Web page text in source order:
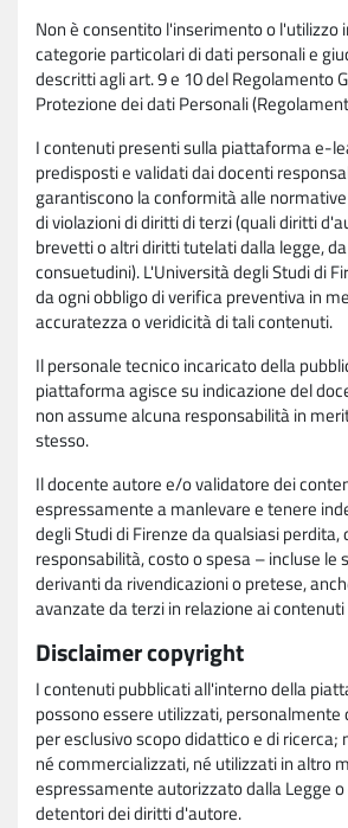
Non è consentito l'inserimento o l'utilizzo
categorie particolari di dati personali e
descritti agli art. 9 e 10 del Regolamento
Protezione dei dati Personali
I contenuti presenti sulla piattaforma e-
predisposti e validati dai docenti
garantiscono la conformità alle
di violazioni di diritti di terzi (quali diritti
brevetti o altri diritti tutelati dalla legge,
consuetudini). L'Università degli Studi di
da ogni obbligo di verifica preventiva in
accuratezza o veridicità di tali contenuti.
Il personale tecnico incaricato della
piattaforma agisce su indicazione del
non assume alcuna responsabilità in
stesso.
Il docente autore e/o validatore dei
espressamente a manlevare e tenere
degli Studi di Firenze da qualsiasi perdita,
responsabilità, costo o spesa – incluse le
derivanti da rivendicazioni o pretese,
avanzate da terzi in relazione ai
Disclaimer copyright
I contenuti pubblicati all'interno della
possono essere utilizzati,
per esclusivo scopo didattico e di ricerca;
né commercializzati, né utilizzati in altro
espressamente autorizzato dalla Legge
detentori dei diritti d'autore.